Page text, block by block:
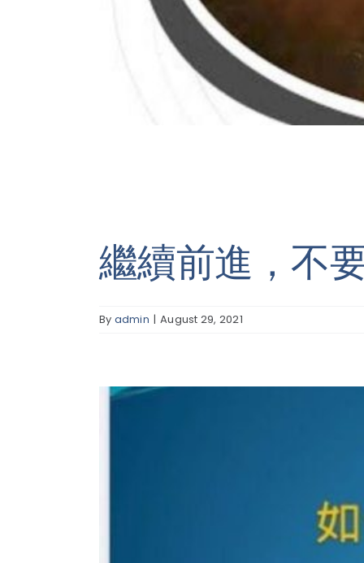
繼續前進，不
By admin | August 29, 2021